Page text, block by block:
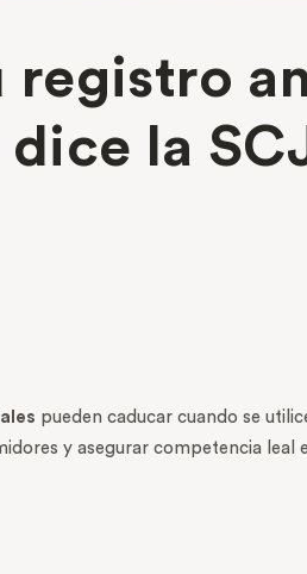
registro
la
pueden caducar cuando se
y asegurar competencia leal